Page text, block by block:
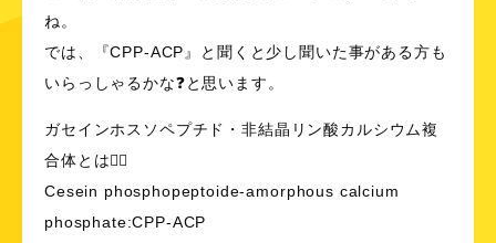
ね。
では、『CPP-ACP』と聞くと少し聞いた事がある方も
いらっしゃるかな❓と思います。
ガセインホスソペプチド・非結晶リン酸カルシウム複
合体とは☝🏻
Cesein phosphopeptoide-amorphous calcium
phosphate:CPP-ACP